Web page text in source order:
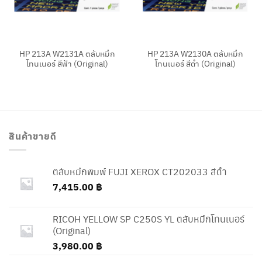
HP 213A W2131A ตลับหมึก
โทนเนอร์ สีฟ้า (Original)
HP 213A W2130A ตลับหมึก
โทนเนอร์ สีดำ (Original)
สินค้าขายดี
ตลับหมึกพิมพ์ FUJI XEROX CT202033 สีดำ
7,415.00 ฿
RICOH YELLOW SP C250S YL ตลับหมึกโทนเนอร์
(Original)
3,980.00 ฿